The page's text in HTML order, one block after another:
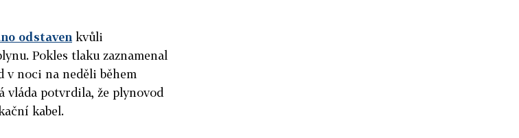
odstaven kvůli
Pokles tlaku zaznamenal
v noci na neděli během
vláda potvrdila, že plynovod
kabel.